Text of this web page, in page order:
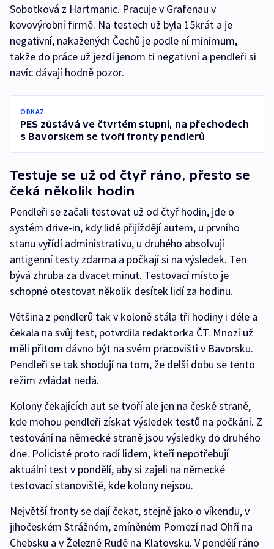
Sobotková z Hartmanic. Pracuje v Grafenau v
kovovýrobní firmě. Na testech už byla 15krát a je
negativní, nakažených Čechů je podle ní minimum,
takže do práce už jezdí jenom ti negativní a pendleři si
navíc dávají hodně pozor.
ODKAZ
PES zůstává ve čtvrtém stupni, na přechodech
s Bavorskem se tvoří fronty pendlerů
Testuje se už od čtyř ráno, přesto se
čeká několik hodin
Pendleři se začali testovat už od čtyř hodin, jde o
systém drive-in, kdy lidé přijíždějí autem, u prvního
stanu vyřídí administrativu, u druhého absolvují
antigenní testy zdarma a počkají si na výsledek. Ten
bývá zhruba za dvacet minut. Testovací místo je
schopné otestovat několik desítek lidí za hodinu.
Většina z pendlerů tak v koloně stála tři hodiny i déle a
čekala na svůj test, potvrdila redaktorka ČT. Mnozí už
měli přitom dávno být na svém pracovišti v Bavorsku.
Pendleři se tak shodují na tom, že delší dobu se tento
režim zvládat nedá.
Kolony čekajících aut se tvoří ale jen na české straně,
kde mohou pendleři získat výsledek testů na počkání. Z
testování na německé straně jsou výsledky do druhého
dne. Policisté proto radí lidem, kteří nepotřebují
aktuální test v pondělí, aby si zajeli na německé
testovací stanoviště, kde kolony nejsou.
Největší fronty se dají čekat, stejně jako o víkendu, v
jihočeském Strážném, zmíněném Pomezí nad Ohří na
Chebsku a v Železné Rudě na Klatovsku. V pondělí ráno